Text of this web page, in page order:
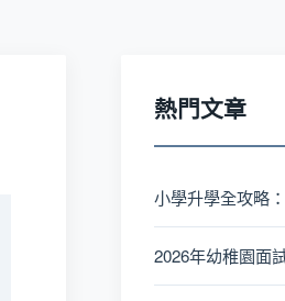
熱門文章
小學升學全攻略
2026年幼稚園面